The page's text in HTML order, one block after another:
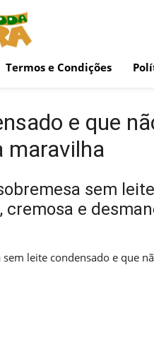
Termos e Condições
e que
maravilha
sem leite
e
sem leite condensado e que